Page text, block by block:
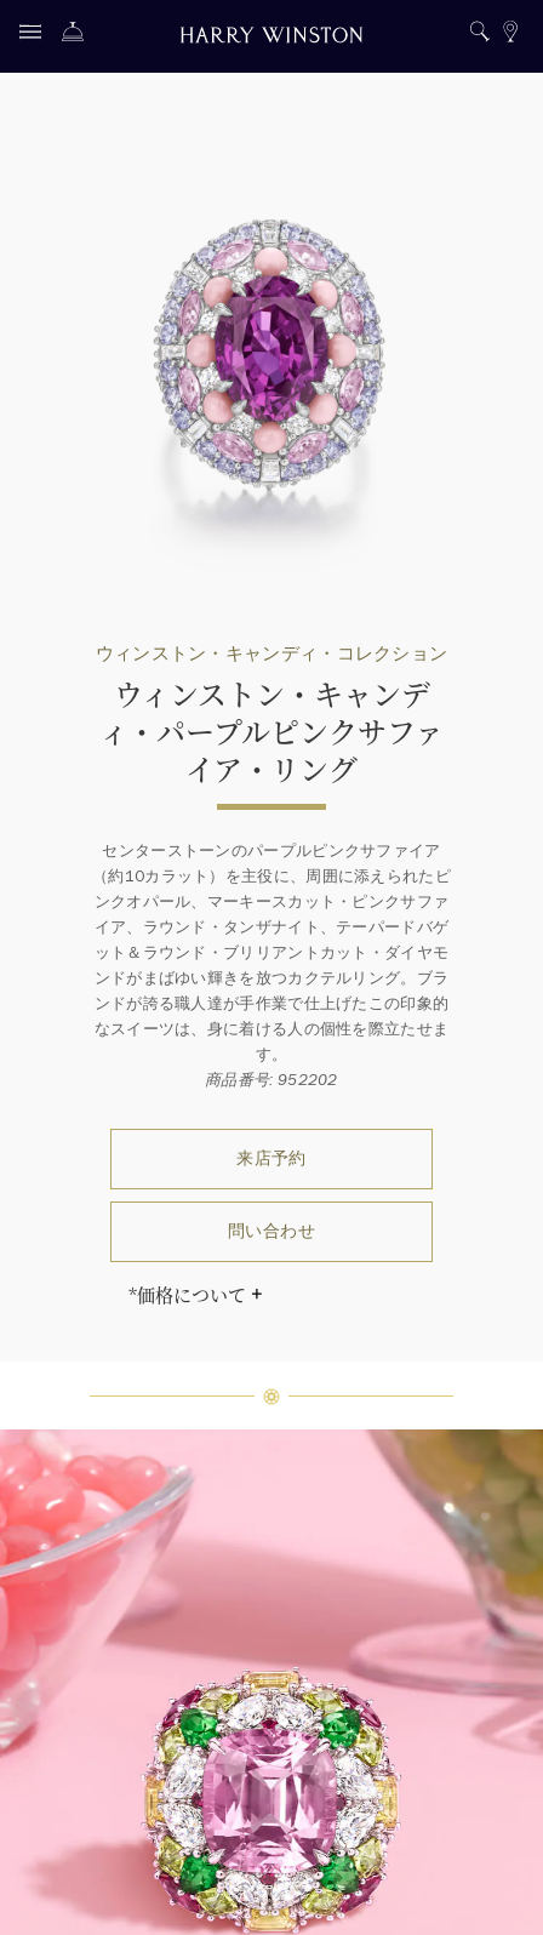
ウィンストン・キャンディ・コレクション
ウィンストン・キャンデ
ィ・パープルピンクサファ
イア・リング
センターストーンのパープルピンクサファイア
（約10カラット）を主役に、周囲に添えられたピ
ンクオパール、マーキースカット・ピンクサファ
イア、ラウンド・タンザナイト、テーパードバゲ
ット＆ラウンド・ブリリアントカット・ダイヤモ
ンドがまばゆい輝きを放つカクテルリング。ブラ
ンドが誇る職人達が手作業で仕上げたこの印象的
なスイーツは、身に着ける人の個性を際立たせま
す。
商品番号: 952202
来店予約
問い合わせ
*価格について
ウィンストンによって厳選された最
高品質のダイヤモンド及びジェムス
トーンは、ひとつひとつが唯一無二
の個性を有する天然の素材であるた
め、同製品間においてカラットおよ
び石数、クオリティ等が僅かに異な
る場合があります。ご不明な点は、
クライアントインフォメーションま
でお問合せ下さい。